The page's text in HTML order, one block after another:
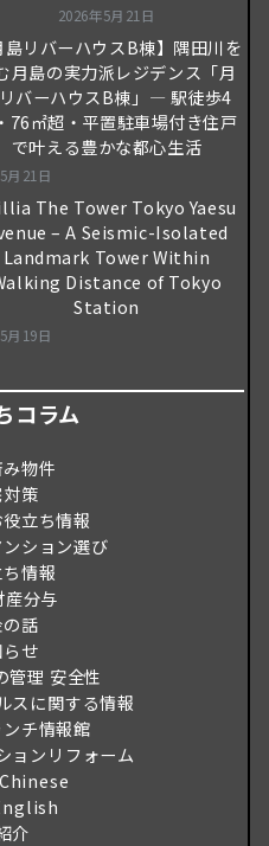
2026年5月21日
島リバーハウスB棟】隅田川を
月島の実力派レジデンス「月
バーハウスB棟」― 駅徒歩4
76㎡超・平置駐車場付き住戸
で叶える豊かな都心生活
月21日
The Tower Tokyo Yaesu
– A Seismic-Isolated
Landmark Tower Within
Distance of Tokyo
Station
月19日
コラム
物件
策
立ち情報
ション選び
情報
産分与
話
せ
管理 安全性
スに関する情報
チ情報館
ョンリフォーム
介